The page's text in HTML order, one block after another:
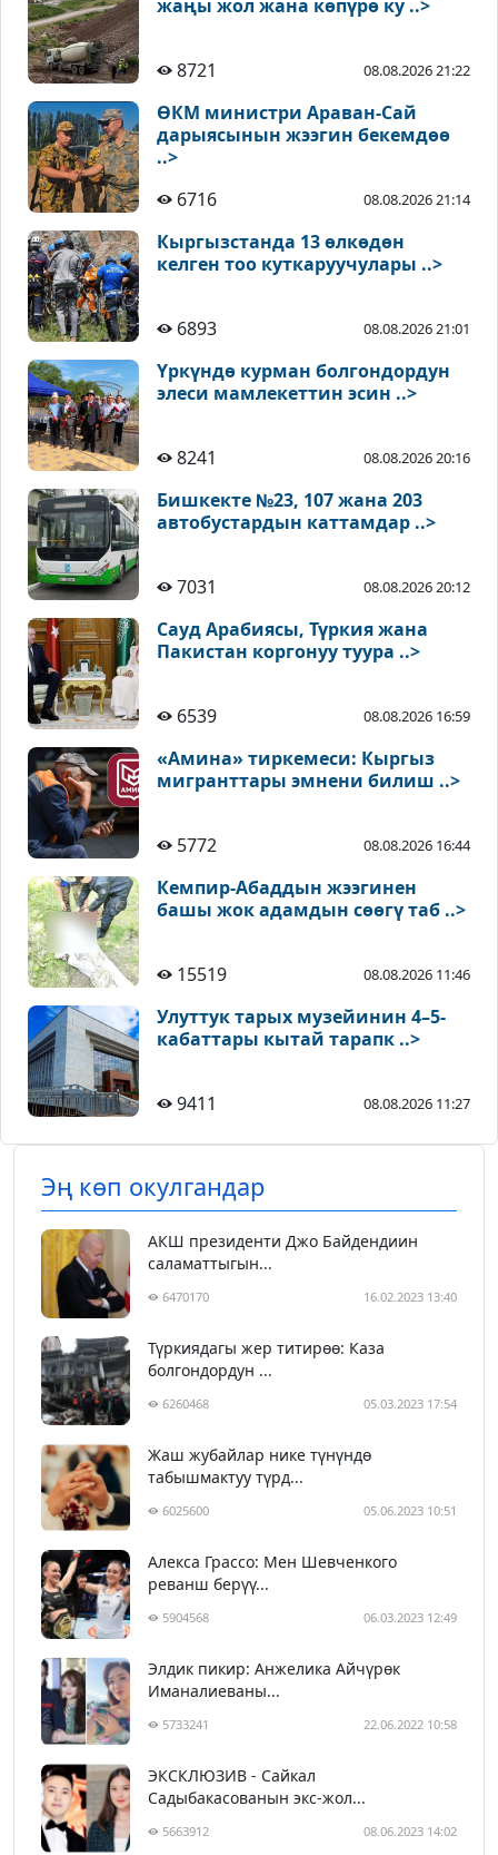
жаңы жол жана көпүрө ку ..>
8721 08.08.2026 21:22
ӨКМ министри Араван-Сай
дарыясынын жээгин бекемдөө
..>
6716
08.08.2026 21:14
Кыргызстанда 13 өлкөдөн
келген тоо куткаруучулары ..>
6893 08.08.2026 21:01
Үркүндө курман болгондордун
элеси мамлекеттин эсин ..>
8241 08.08.2026 20:16
Бишкекте №23, 107 жана 203
автобустардын каттамдар ..>
7031 08.08.2026 20:12
Сауд Арабиясы, Түркия жана
Пакистан коргонуу туура ..>
6539 08.08.2026 16:59
«Амина» тиркемеси: Кыргыз
мигранттары эмнени билиш ..>
5772 08.08.2026 16:44
Кемпир-Абаддын жээгинен
башы жок адамдын сөөгү таб ..>
15519 08.08.2026 11:46
Улуттук тарых музейинин 4–5-
кабаттары кытай тарапк ..>
9411 08.08.2026 11:27
Эң көп окулгандар
АКШ президенти Джо Байдендиин
саламаттыгын...
6470170 16.02.2023 13:40
Түркиядагы жер титирөө: Каза
болгондордун ...
6260468 05.03.2023 17:54
Жаш жубайлар нике түнүндө
табышмактуу түрд...
6025600 05.06.2023 10:51
Алекса Грассо: Мен Шевченкого
реванш берүү...
5904568 06.03.2023 12:49
Элдик пикир: Анжелика Айчүрөк
Иманалиеваны...
5733241 22.06.2022 10:58
ЭКСКЛЮЗИВ - Сайкал
Садыбакасованын экс-жол...
5663912 08.06.2023 14:02